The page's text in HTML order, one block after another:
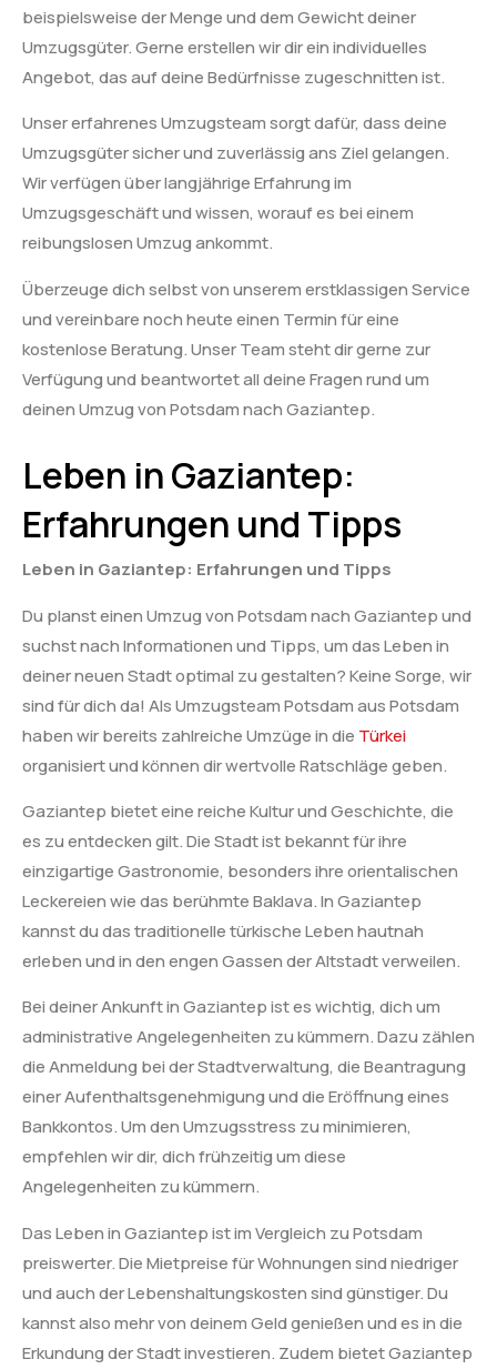
beispielsweise der Menge und dem Gewicht deiner
Umzugsgüter. Gerne erstellen wir dir ein individuelles
Angebot, das auf deine Bedürfnisse zugeschnitten ist.
Unser erfahrenes Umzugsteam sorgt dafür, dass deine
Umzugsgüter sicher und zuverlässig ans Ziel gelangen.
Wir verfügen über langjährige Erfahrung im
Umzugsgeschäft und wissen, worauf es bei einem
reibungslosen Umzug ankommt.
Überzeuge dich selbst von unserem erstklassigen Service
und vereinbare noch heute einen Termin für eine
kostenlose Beratung. Unser Team steht dir gerne zur
Verfügung und beantwortet all deine Fragen rund um
deinen Umzug von Potsdam nach Gaziantep.
Leben in Gaziantep:
Erfahrungen und Tipps
Leben in Gaziantep: Erfahrungen und Tipps
Du planst einen Umzug von Potsdam nach Gaziantep und
suchst nach Informationen und Tipps, um das Leben in
deiner neuen Stadt optimal zu gestalten? Keine Sorge, wir
sind für dich da! Als Umzugsteam Potsdam aus Potsdam
haben wir bereits zahlreiche Umzüge in die Türkei
organisiert und können dir wertvolle Ratschläge geben.
Gaziantep bietet eine reiche Kultur und Geschichte, die
es zu entdecken gilt. Die Stadt ist bekannt für ihre
einzigartige Gastronomie, besonders ihre orientalischen
Leckereien wie das berühmte Baklava. In Gaziantep
kannst du das traditionelle türkische Leben hautnah
erleben und in den engen Gassen der Altstadt verweilen.
Bei deiner Ankunft in Gaziantep ist es wichtig, dich um
administrative Angelegenheiten zu kümmern. Dazu zählen
die Anmeldung bei der Stadtverwaltung, die Beantragung
einer Aufenthaltsgenehmigung und die Eröffnung eines
Bankkontos. Um den Umzugsstress zu minimieren,
empfehlen wir dir, dich frühzeitig um diese
Angelegenheiten zu kümmern.
Das Leben in Gaziantep ist im Vergleich zu Potsdam
preiswerter. Die Mietpreise für Wohnungen sind niedriger
und auch der Lebenshaltungskosten sind günstiger. Du
kannst also mehr von deinem Geld genießen und es in die
Erkundung der Stadt investieren. Zudem bietet Gaziantep